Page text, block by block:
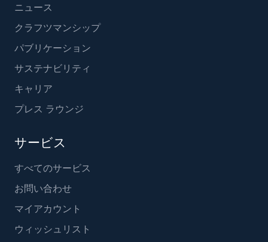
ニュース
クラフツマンシップ
パブリケーション
サステナビリティ
キャリア
プレス ラウンジ
サービス
すべてのサービス
お問い合わせ
マイアカウント
ウィッシュリスト